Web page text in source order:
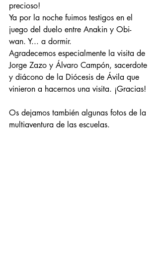
precioso!
Ya por la noche fuimos testigos en el
juego del duelo entre Anakin y Obi-
wan. Y... a dormir.
Agradecemos especialmente la visita de
Jorge Zazo y Álvaro Campón, sacerdote
y diácono de la Diócesis de Ávila que
vinieron a hacernos una visita. ¡Gracias!
Os dejamos también algunas fotos de la
multiaventura de las escuelas.